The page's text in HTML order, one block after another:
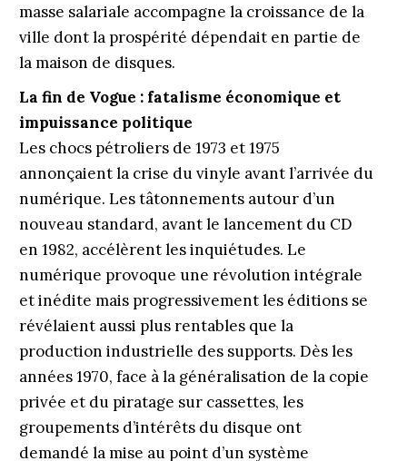
masse salariale accompagne la croissance de la
ville dont la prospérité dépendait en partie de
la maison de disques.
La fin de Vogue : fatalisme économique et
impuissance politique
Les chocs pétroliers de 1973 et 1975
annonçaient la crise du vinyle avant l’arrivée du
numérique. Les tâtonnements autour d’un
nouveau standard, avant le lancement du CD
en 1982, accélèrent les inquiétudes. Le
numérique provoque une révolution intégrale
et inédite mais progressivement les éditions se
révélaient aussi plus rentables que la
production industrielle des supports. Dès les
années 1970, face à la généralisation de la copie
privée et du piratage sur cassettes, les
groupements d’intérêts du disque ont
demandé la mise au point d’un système